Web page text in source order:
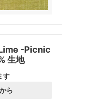
-Picnic
生地
す
ら